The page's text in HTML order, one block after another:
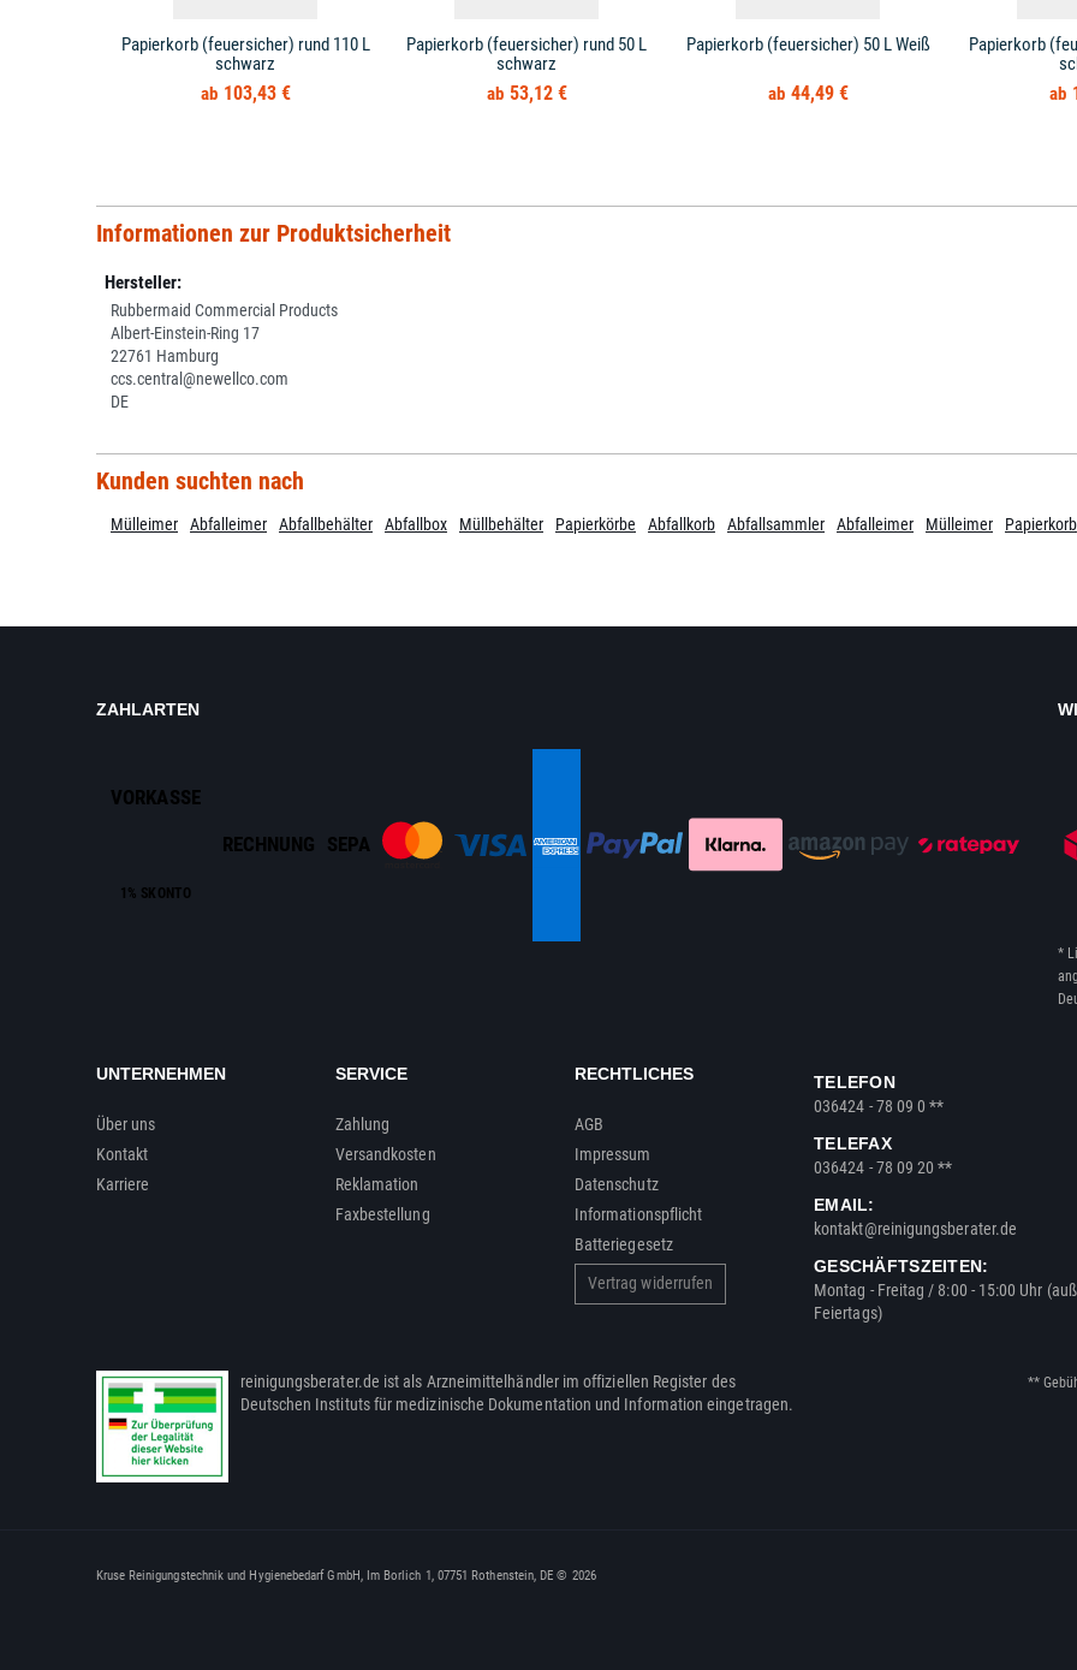
Papierkorb (feuersicher) rund 110 L
schwarz
103,43 €
Papierkorb (feuersicher) rund 50 L
schwarz
53,12 €
Papierkorb (feuersicher) 50 L Weiß
44,49 €
Papierkorb
Informationen zur Produktsicherheit
Hersteller:
Rubbermaid Commercial Products
Albert-Einstein-Ring 17
22761 Hamburg
ccs.central@newellco.com
DE
Kunden suchten nach
Mülleimer Abfalleimer Abfallbehälter Abfallbox Müllbehälter Papierkörbe Abfallkorb Abfallsammler Abfalleimer Mülleimer Papierkorb
ZAHLARTEN
VORKASSE
1% SKONTO
RECHNUNG SEPA
*
UNTERNEHMEN
Über uns
Kontakt
Karriere
SERVICE
Zahlung
Versandkosten
Reklamation
Faxbestellung
RECHTLICHES
AGB
Impressum
Datenschutz
Informationspflicht
Batteriegesetz
Vertrag widerrufen
TELEFON
036424 - 78 09 0 **
TELEFAX
036424 - 78 09 20 **
EMAIL:
kontakt@reinigungsberater.de
GESCHÄFTSZEITEN:
Montag - Freitag / 8:00 - 15:00 Uhr
Feiertags)
reinigungsberater.de ist als Arzneimittelhändler im offiziellen Register des
Deutschen Instituts für medizinische Dokumentation und Information eingetragen.
**
Kruse Reinigungstechnik und Hygienebedarf GmbH, Im Borlich 1, 07751 Rothenstein, DE © 2026